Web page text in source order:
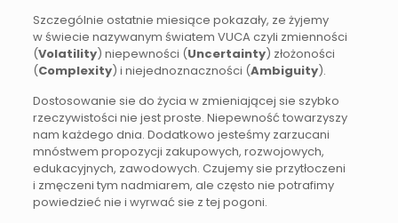
Szczególnie ostatnie miesiące pokazały, ze żyjemy
w świecie nazywanym światem VUCA czyli zmienności
(Volatility) niepewności (Uncertainty) złożoności
(Complexity) i niejednoznaczności (Ambiguity).
Dostosowanie sie do życia w zmieniającej sie szybko
rzeczywistości nie jest proste. Niepewność towarzyszy
nam każdego dnia. Dodatkowo jesteśmy zarzucani
mnóstwem propozycji zakupowych, rozwojowych,
edukacyjnych, zawodowych. Czujemy sie przytłoczeni
i zmęczeni tym nadmiarem, ale często nie potrafimy
powiedzieć nie i wyrwać sie z tej pogoni.